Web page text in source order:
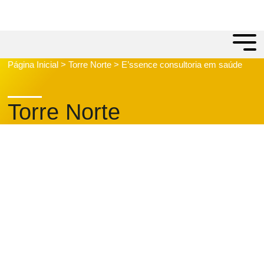
Página Inicial > Torre Norte > E’ssence consultoria em saúde
Torre Norte